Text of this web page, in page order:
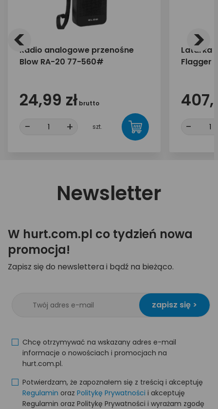
Radio analogowe przenośne
Blow RA-20 77-560#
24,99 zł brutto
- + szt.
Latarka
Flagger
-
< >
Newsletter
W hurt.com.pl co tydzień nowa
promocja!
Zapisz się do newslettera i bądź na bieżąco.
zapisz się >
Chcę otrzymywać na wskazany adres e-mail
informacje o nowościach i promocjach na
hurt.com.pl.
Potwierdzam, że zapoznałem się z treścią i akceptuję
Regulamin oraz Politykę Prywatności i akceptuję
Regulamin oraz Politykę Prywatności i wyrażam zgodę